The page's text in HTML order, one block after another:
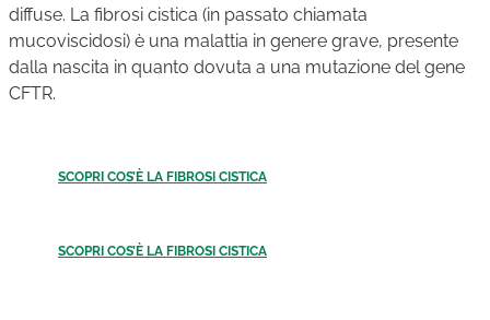
diffuse. La fibrosi cistica (in passato chiamata
mucoviscidosi) è una malattia in genere grave, presente
dalla nascita in quanto dovuta a una mutazione del gene
CFTR.
SCOPRI COS’È LA FIBROSI CISTICA
SCOPRI COS’È LA FIBROSI CISTICA